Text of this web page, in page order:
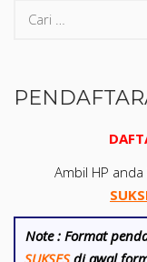
Ambil HP
Note : Format